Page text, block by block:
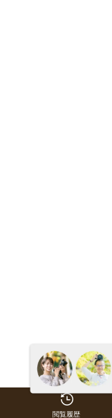
閲覧履歴